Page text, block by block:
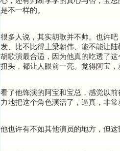
是不一样的。
很多人说，其实胡歌并不帅。 也许吧
发、比不比得上梁朝伟、能不能让陆
胡歌演最合适，因为他真的吃透了
扭头，都让人眼前一亮。觉得阿宝
看了他饰演的阿宝和宝总，感觉以
力地把这个角色演活了，逼真，非常
他也许有不如其他演员的地方，但